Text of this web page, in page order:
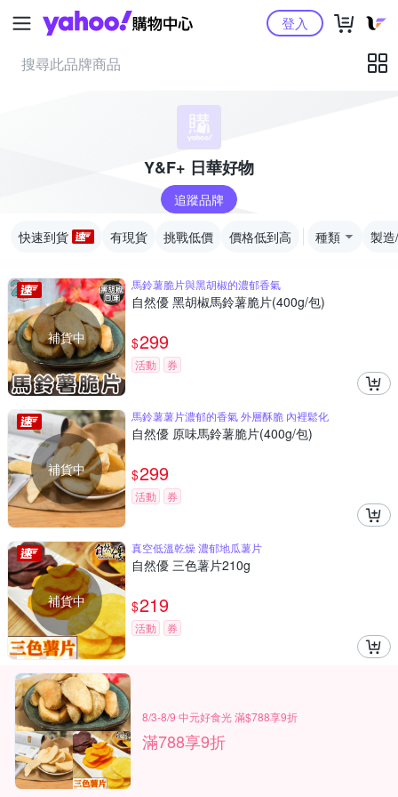
Yahoo購物中心登入
Y&F+ 日華好物
追蹤品牌
快速到貨 有現貨 挑戰低價 價格低到高 種類 製
補貨中
馬鈴薯脆片與黑胡椒的濃郁香氣
自然優 黑胡椒馬鈴薯脆片(400g/包)
$299
活動 券
補貨中
馬鈴薯薯片濃郁的香氣 外層酥脆 內裡鬆化
自然優 原味馬鈴薯脆片(400g/包)
$299
活動 券
補貨中
真空低溫乾燥 濃郁地瓜薯片
自然優 三色薯片210g
$219
活動 券
8/3-8/9 中元好食光 滿$788享9折
滿788享9折